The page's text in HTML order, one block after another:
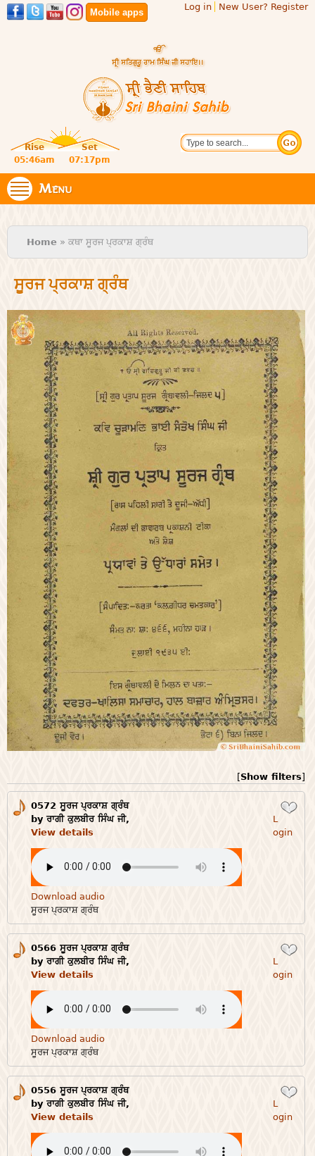
Skip to
main
Mobile apps
Log in New User? Register
Sri
Bhaini
Sahib
website
of central
religious
place for
Rise
Set
05:46am
07:17pm
Search
Menu
You are here
Home » ਕਥਾ ਸੂਰਜ ਪ੍ਰਕਾਸ਼ ਗ੍ਰੰਥ
ਸੂਰਜ ਪ੍ਰਕਾਸ਼ ਗ੍ਰੰਥ
[Show filters]
0572 ਸੂਰਜ ਪ੍ਰਕਾਸ਼ ਗ੍ਰੰਥ
by ਰਾਗੀ ਕੁਲਬੀਰ ਸਿੰਘ ਜੀ,
View details
L
ogin
Download audio
ਸੂਰਜ ਪ੍ਰਕਾਸ਼ ਗ੍ਰੰਥ
0566 ਸੂਰਜ ਪ੍ਰਕਾਸ਼ ਗ੍ਰੰਥ
by ਰਾਗੀ ਕੁਲਬੀਰ ਸਿੰਘ ਜੀ,
View details
L
ogin
Download audio
ਸੂਰਜ ਪ੍ਰਕਾਸ਼ ਗ੍ਰੰਥ
0556 ਸੂਰਜ ਪ੍ਰਕਾਸ਼ ਗ੍ਰੰਥ
by ਰਾਗੀ ਕੁਲਬੀਰ ਸਿੰਘ ਜੀ,
View details
L
ogin